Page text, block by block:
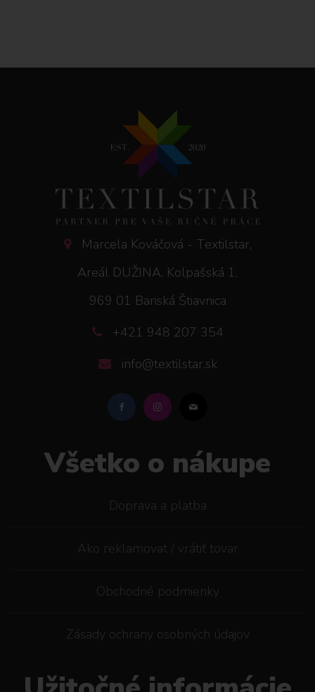
Marcela Kováčová - Textilstar,
Areál DUŽINA, Kolpašská 1,
969 01 Banská Štiavnica
+421 948 207 354
info@textilstar.sk
Všetko o nákupe
Doprava a platba
Ako reklamovat / vrátiť tovar
Obchodné podmienky
Zásady ochrany osobných údajov